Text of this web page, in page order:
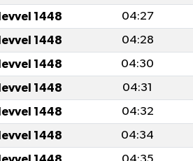
1448
04:27
1448
04:28
1448
04:30
1448
04:31
1448
04:32
1448
04:34